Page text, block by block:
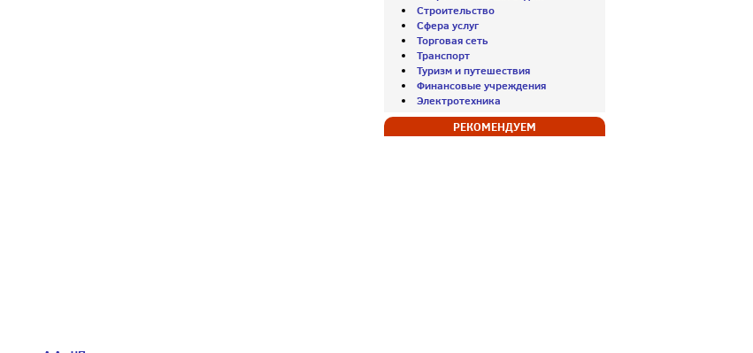
Строительство
Сфера услуг
Торговая сеть
Транспорт
Туризм и путешествия
Финансовые учреждения
Электротехника
РЕКОМЕНДУЕМ